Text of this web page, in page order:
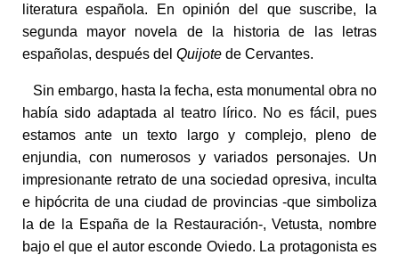
literatura española. En opinión del que suscribe, la
segunda mayor novela de la historia de las letras
españolas, después del Quijotede Cervantes.
Sin embargo, hasta la fecha, esta monumental obra no
había sido adaptada al teatro lírico. No es fácil, pues
estamos ante un texto largo y complejo, pleno de
enjundia, con numerosos y variados personajes. Un
impresionante retrato de una sociedad opresiva, inculta
e hipócrita de una ciudad de provincias -que simboliza
la de la España de la Restauración-, Vetusta, nombre
bajo el que el autor esconde Oviedo. La protagonista es